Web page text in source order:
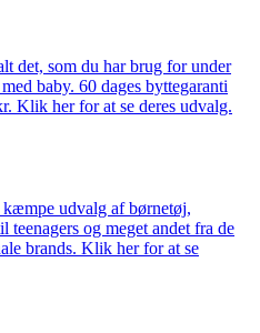
det, som du har brug for under
baby. 60 dages byttegaranti
Klik her for at se deres udvalg.
udvalg af børnetøj,
og meget andet fra de
brands. Klik her for at se